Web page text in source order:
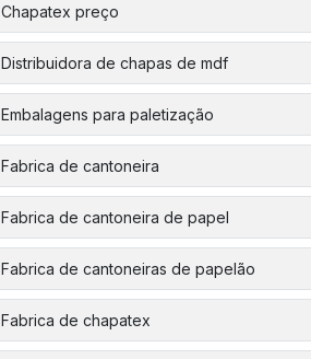
Chapatex preço
Distribuidora de chapas de mdf
Embalagens para paletização
Fabrica de cantoneira
Fabrica de cantoneira de papel
Fabrica de cantoneiras de papelão
Fabrica de chapatex